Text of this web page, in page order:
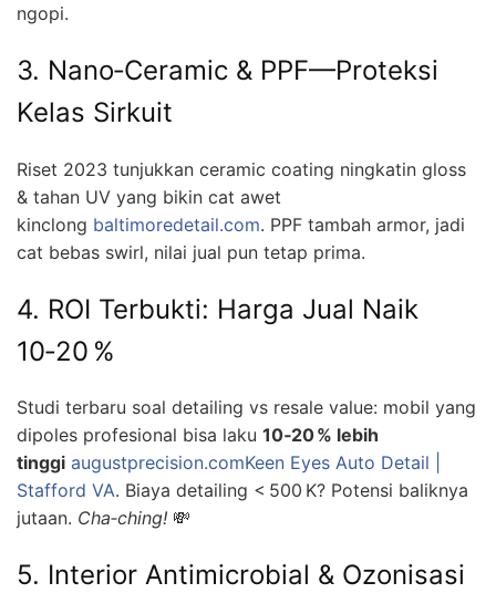
ngopi.
3. Nano‑Ceramic & PPF—Proteksi
Kelas Sirkuit
Riset 2023 tunjukkan ceramic coating ningkatin gloss
& tahan UV yang bikin cat awet
kinclong baltimoredetail.com. PPF tambah armor, jadi
cat bebas swirl, nilai jual pun tetap prima.
4. ROI Terbukti: Harga Jual Naik
10‑20 %
Studi terbaru soal detailing vs resale value: mobil yang
dipoles profesional bisa laku 10‑20 % lebih
tinggi augustprecision.comKeen Eyes Auto Detail |
Stafford VA. Biaya detailing < 500 K? Potensi baliknya
jutaan. Cha‑ching! 💸
5. Interior Antimicrobial & Ozonisasi